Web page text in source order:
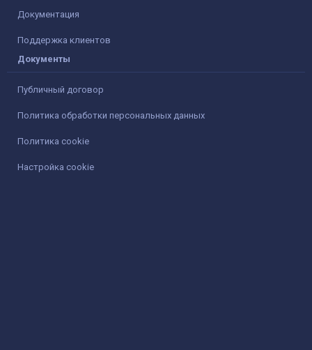
Документация
Поддержка клиентов
Документы
Публичный договор
Политика обработки персональных данных
Политика cookie
Настройка cookie